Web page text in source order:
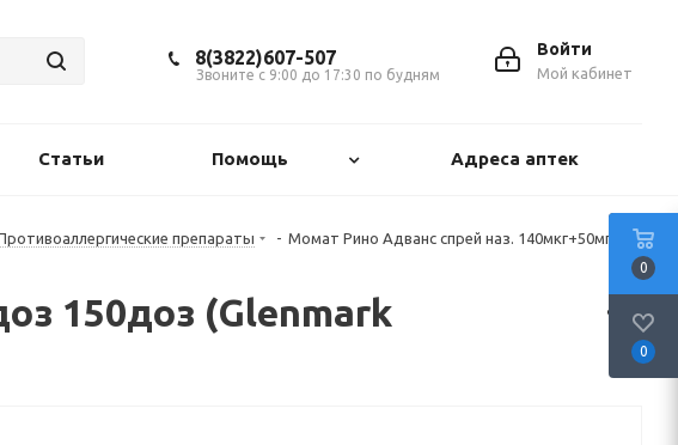
Войти
Мой кабинет
8(3822)607-507
Звоните с 9:00 до 17:30 по будням
Статьи Помощь Адреса аптек
препараты - Момат Рино Адванс спрей наз. 140мкг+50мгк/
150доз (Glenmark
0
0